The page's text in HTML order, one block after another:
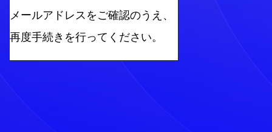
メールアドレスをご確認のうえ、
再度手続きを行ってください。